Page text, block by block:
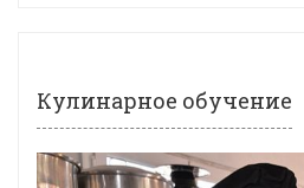
Кулинарное обучение